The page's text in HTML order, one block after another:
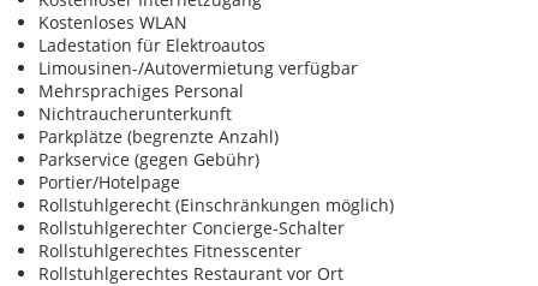
Kostenloses WLAN
Ladestation für Elektroautos
Limousinen-/Autovermietung verfügbar
Mehrsprachiges Personal
Nichtraucherunterkunft
Parkplätze (begrenzte Anzahl)
Parkservice (gegen Gebühr)
Portier/Hotelpage
Rollstuhlgerecht (Einschränkungen möglich)
Rollstuhlgerechter Concierge-Schalter
Rollstuhlgerechtes Fitnesscenter
Rollstuhlgerechtes Restaurant vor Ort